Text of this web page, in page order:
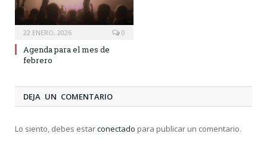
22 ENERO, 2026 0
Agenda para el mes de
febrero
DEJA UN COMENTARIO
Lo siento, debes estarconectado para publicar un comentario.